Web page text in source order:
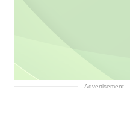
Advertisement